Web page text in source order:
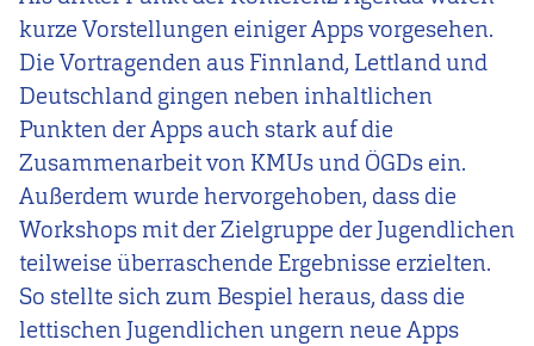
kurze Vorstellungen einiger Apps vorgesehen.
Die Vortragenden aus Finnland, Lettland und
Deutschland gingen neben inhaltlichen
Punkten der Apps auch stark auf die
Zusammenarbeit von KMUs und ÖGDs ein.
Außerdem wurde hervorgehoben, dass die
Workshops mit der Zielgruppe der Jugendlichen
teilweise überraschende Ergebnisse erzielten.
So stellte sich zum Bespiel heraus, dass die
lettischen Jugendlichen ungern neue Apps